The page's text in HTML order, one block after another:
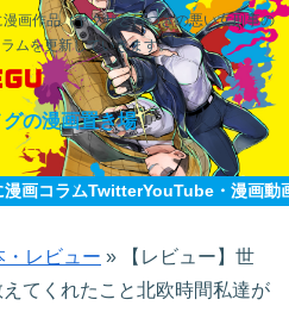
画作品（ヤクザと目つきの悪い女刑事の
ムを更新していきます。
の漫画置き場
漫画コラムTwitterYouTube・漫画動
・レビュー » 【レビュー】世
てくれたこと北欧時間私達が